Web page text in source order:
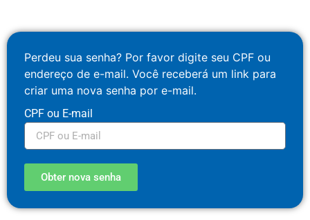
Perdeu sua senha? Por favor digite seu CPF ou
endereço de e-mail. Você receberá um link para
criar uma nova senha por e-mail.
CPF ou E-mail
Obter nova senha